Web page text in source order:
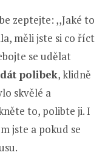
zeptejte: ,,Jaké to
měli jste si co říct
se udělat
polibek, klidně
skvělé a
to, polibte ji. I
jste a pokud se